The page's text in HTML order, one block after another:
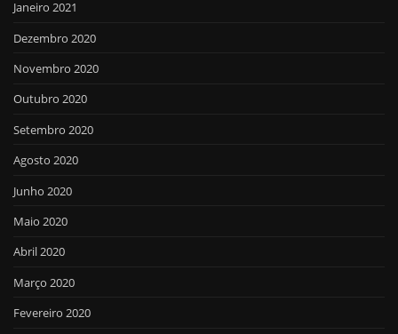
Janeiro 2021
Dezembro 2020
Novembro 2020
Outubro 2020
Setembro 2020
Agosto 2020
Junho 2020
Maio 2020
Abril 2020
Março 2020
Fevereiro 2020